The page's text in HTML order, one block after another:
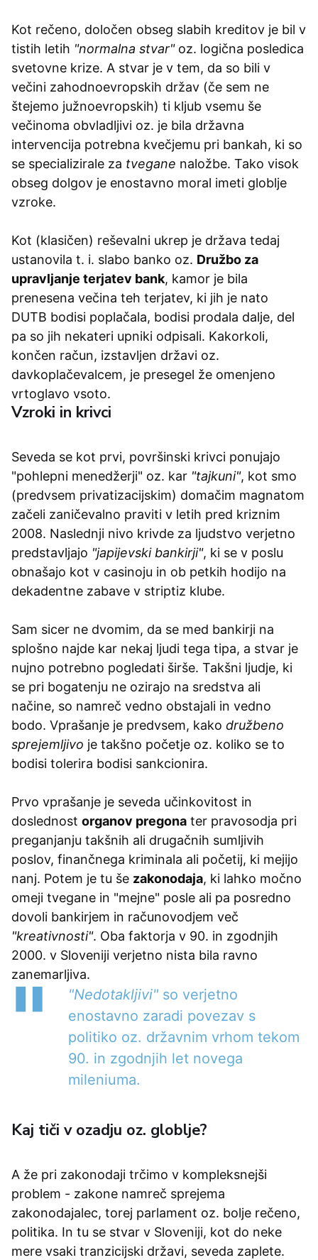
Kot rečeno, določen obseg slabih kreditov je bil v
tistih letih "normalna stvar"oz. logična posledica
svetovne krize. A stvar je v tem, da so bili v
večini zahodnoevropskih držav (če sem ne
štejemo južnoevropskih) ti kljub vsemu še
večinoma obvladljivi oz. je bila državna
intervencija potrebna kvečjemu pri bankah, ki so
se specializirale za tvegane naložbe. Tako visok
obseg dolgov je enostavno moral imeti globlje
vzroke.
Kot (klasičen) reševalni ukrep je država tedaj
ustanovila t. i. slabo banko oz. Družbo za
upravljanje terjatev bank, kamor je bila
prenesena večina teh terjatev, ki jih je nato
DUTB bodisi poplačala, bodisi prodala dalje, del
pa so jih nekateri upniki odpisali. Kakorkoli,
končen račun, izstavljen državi oz.
davkoplačevalcem, je presegel že omenjeno
vrtoglavo vsoto.
Vzroki in krivci
Seveda se kot prvi, površinski krivci ponujajo
"pohlepni menedžerji" oz. kar "tajkuni", kot smo
(predvsem privatizacijskim) domačim magnatom
začeli zaničevalno praviti v letih pred kriznim
2008. Naslednji nivo krivde za ljudstvo verjetno
predstavljajo "japijevski bankirji", ki se v poslu
obnašajo kot v casinoju in ob petkih hodijo na
dekadentne zabave v striptiz klube.
Sam sicer ne dvomim, da se med bankirji na
splošno najde kar nekaj ljudi tega tipa, a stvar je
nujno potrebno pogledati širše. Takšni ljudje, ki
se pri bogatenju ne ozirajo na sredstva ali
načine, so namreč vedno obstajali in vedno
bodo. Vprašanje je predvsem, kako družbeno
sprejemljivo je takšno početje oz. koliko se to
bodisi tolerira bodisi sankcionira.
Prvo vprašanje je seveda učinkovitost in
doslednost organov pregona ter pravosodja pri
preganjanju takšnih ali drugačnih sumljivih
poslov, finančnega kriminala ali početij, ki mejijo
nanj. Potem je tu še zakonodaja, ki lahko močno
omeji tvegane in "mejne" posle ali pa posredno
dovoli bankirjem in računovodjem več
"kreativnosti". Oba faktorja v 90. in zgodnjih
2000. v Sloveniji verjetno nista bila ravno
zanemarljiva.
"Nedotakljivi" so verjetno
enostavno zaradi povezav s
politiko oz. državnim vrhom tekom
90. in zgodnjih let novega
mileniuma.
Kaj tiči v ozadju oz. globlje?
A že pri zakonodaji trčimo v kompleksnejši
problem - zakone namreč sprejema
zakonodajalec, torej parlament oz. bolje rečeno,
politika. In tu se stvar v Sloveniji, kot do neke
mere vsaki tranzicijski državi, seveda zaplete.